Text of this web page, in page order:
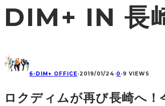
DIM+ IN 長
6-DIM+ OFFICE·2019/01/24·0 ·9 VIEWS
ロクディムが再び長崎へ！